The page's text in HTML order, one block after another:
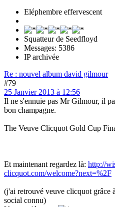
Eléphembre effervescent
Squatteur de Seedfloyd
Messages: 5386
IP archivée
Re : nouvel album david gilmour
#79
25 Janvier 2013 à 12:56
Il ne s'ennuie pas Mr Gilmour, il
bon champagne.
The Veuve Clicquot Gold Cup
Et maintenant regardez là: http://
clicquot.com/welcome?next=%2F
(j'ai retrouvé veuve clicquot grâce
social connu)